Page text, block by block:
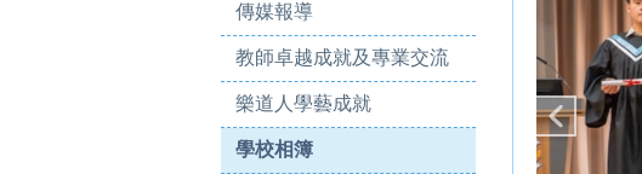
傳媒報導
教師卓越成就及專業交流
樂道人學藝成就
學校相簿